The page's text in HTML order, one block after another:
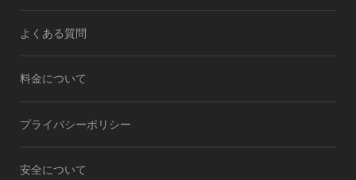
よくある質問
料金について
プライバシーポリシー
安全について